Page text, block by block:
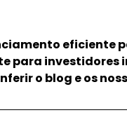
eficiente
para investidores
o blog e os